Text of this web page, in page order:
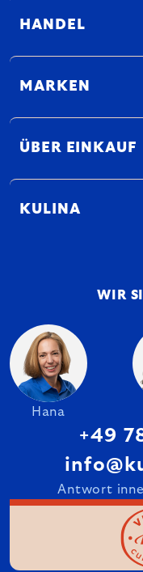
HANDEL
MARKEN
ÜBER EINKAUF
KULINA
WIR
Hana
+49
Antwort